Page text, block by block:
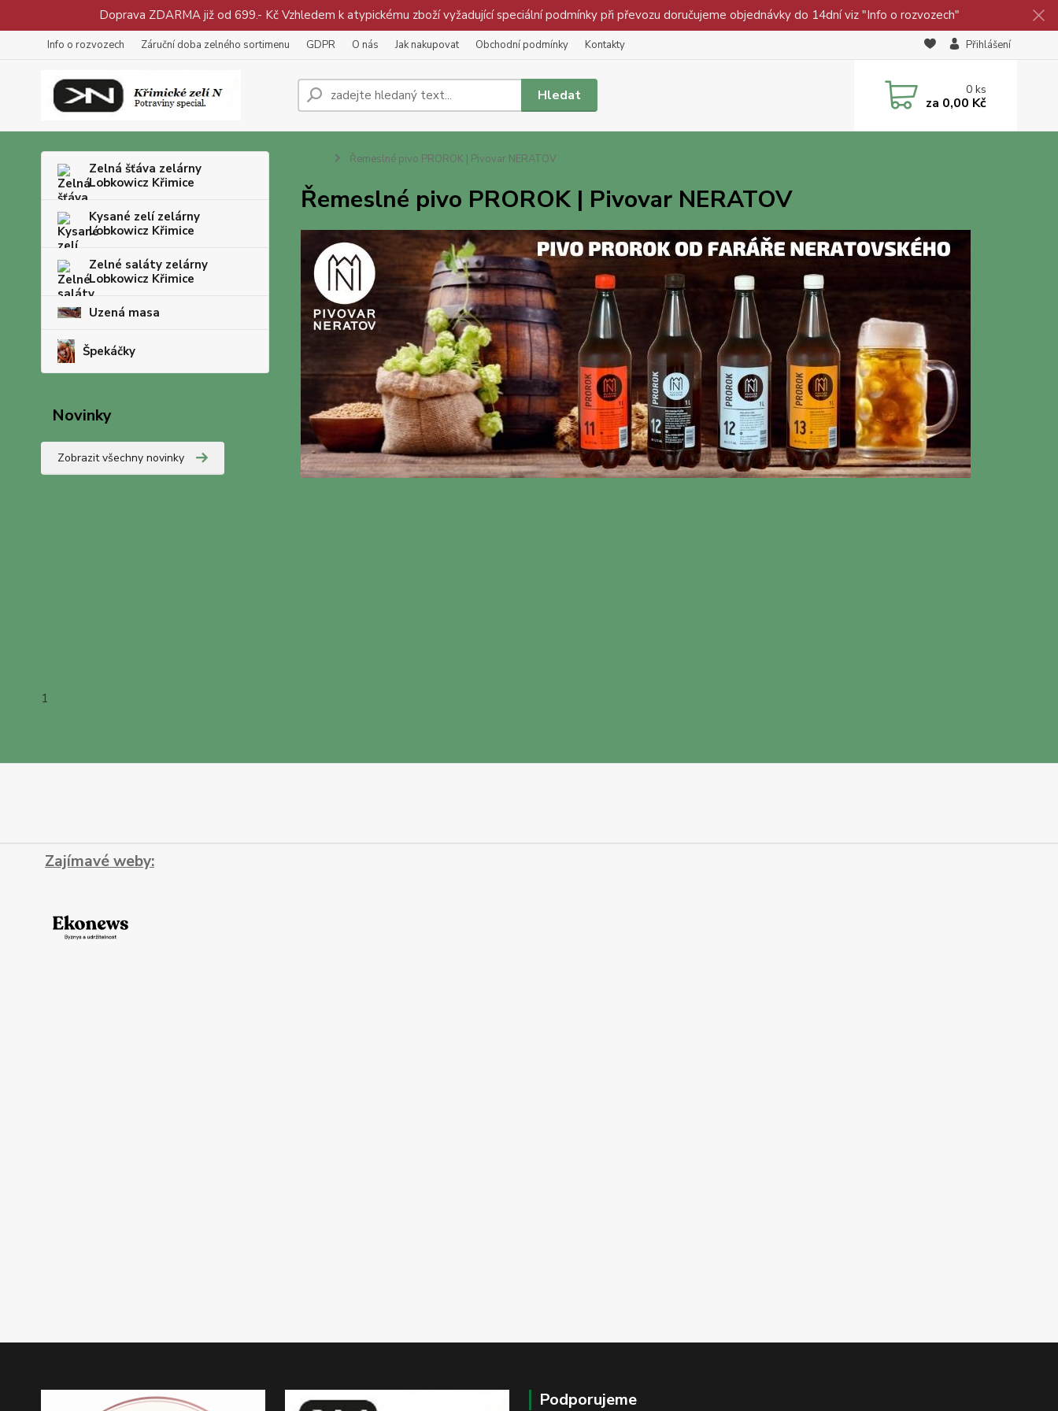
Doprava ZDARMA již od 699.- Kč Vzhledem k atypickému zboží vyžadující speciální podmínky při převozu doručujeme objednávky do 14dní viz "Info o rozvozech"
Info o rozvozech Záruční doba zelného sortimenu GDPR O nás Jak nakupovat Obchodní podmínky Kontakty Přihlášení
Hledat 0ks
za 0,00 Kč
Zelná šťáva zelárny
Lobkowicz Křimice
Kysané zelí zelárny
Lobkowicz Křimice
Zelné saláty zelárny
Lobkowicz Křimice
Uzená masa
Špekáčky
Novinky
Zobrazit všechny novinky
1
Řemeslné pivo PROROK | Pivovar NERATOV
Řemeslné pivo PROROK | Pivovar NERATOV
Zajímavé weby:
Podporujeme